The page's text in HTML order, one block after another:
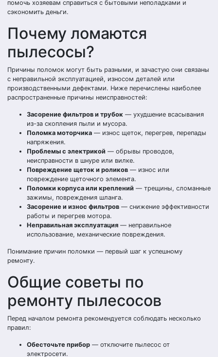
помочь хозяевам справиться с бытовыми неполадками и
сэкономить деньги.
Почему ломаются
пылесосы?
Причины поломок могут быть разными, и зачастую они связаны
с неправильной эксплуатацией, износом деталей или
производственными дефектами. Ниже перечислены наиболее
распространенные причины неисправностей:
Засорение фильтров и трубок — ухудшение всасывания
из-за скопления пыли и мусора.
Поломка моторчика — износ щеток, перегрев, перепады
напряжения.
Проблемы с электрикой — обрывы проводов,
неисправности в шнуре или вилке.
Повреждение щеток и роликов — износ или
повреждение щеточного элемента.
Поломки корпуса или креплений — трещины, сломанные
зажимы, повреждения шланга.
Засорение и износ фильтров — снижение эффективности
работы и перегрев мотора.
Неправильная эксплуатация — неправильное
использование, механические повреждения.
Понимание причин поломки — первый шаг к успешному
ремонту.
Общие советы по
ремонту пылесосов
Перед началом ремонта рекомендуется соблюдать несколько
правил:
Обесточьте прибор — отключите пылесос от
электросети.